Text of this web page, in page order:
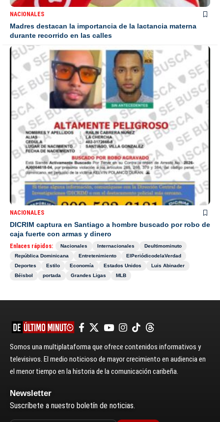
NACIONALES
Madres destacan la importancia de la lactancia materna
durante recorrido en las calles
NACIONALES
DICRIM captura en Santiago a hombre buscado por robo de
caja fuerte con armas y dinero
Enlaces rápidos: Nacionales Internacionales
Deultimominuto
República Dominicana
Entretenimiento
ElPeriódicodelaVerdad
Deportes
Estilo Economía Estados Unidos
Luis Abinader
Béisbol
portada Grandes Ligas MLB
Somos una multiplataforma que ofrece contenidos informativos y
televisivos. El medio noticioso de mayor crecimiento en audiencia en
el menor tiempo en la historia de la comunicación caribeña.
Newsletter
Suscríbete a nuestro boletín de noticias.